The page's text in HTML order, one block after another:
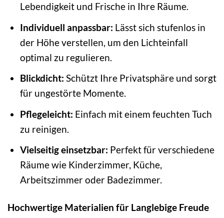
Lebendigkeit und Frische in Ihre Räume.
Individuell anpassbar: Lässt sich stufenlos in
der Höhe verstellen, um den Lichteinfall
optimal zu regulieren.
Blickdicht: Schützt Ihre Privatsphäre und sorgt
für ungestörte Momente.
Pflegeleicht: Einfach mit einem feuchten Tuch
zu reinigen.
Vielseitig einsetzbar: Perfekt für verschiedene
Räume wie Kinderzimmer, Küche,
Arbeitszimmer oder Badezimmer.
Hochwertige Materialien für Langlebige Freude